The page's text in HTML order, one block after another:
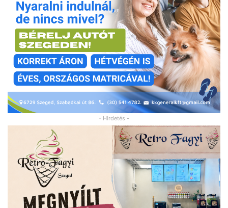
- Hirdetés -